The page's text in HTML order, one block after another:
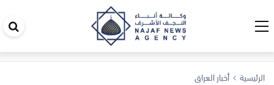
الرئيسية أخبار العراق